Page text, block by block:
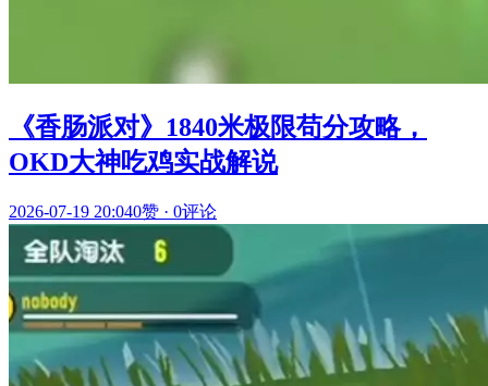
《香肠派对》1840米极限苟分攻略，
OKD大神吃鸡实战解说
2026-07-19 20:040赞 · 0评论